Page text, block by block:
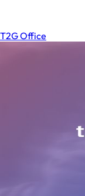
T2G Office